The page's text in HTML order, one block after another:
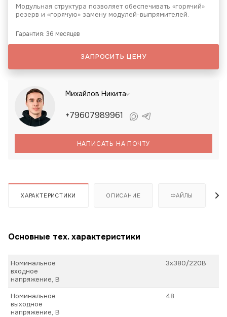
Модульная структура позволяет обеспечивать «горячий»
резерв и «горячую» замену модулей-выпрямителей.
Гарантия: 36 месяцев
ЗАПРОСИТЬ ЦЕНУ
Михайлов Никита
+79607989961
НАПИСАТЬ НА ПОЧТУ
ХАРАКТЕРИСТИКИ ОПИСАНИЕ ФАЙЛЫ
Основные тех. характеристики
Номинальное
входное
напряжение, В
3х380/220В
Номинальное
выходное
напряжение, В
48